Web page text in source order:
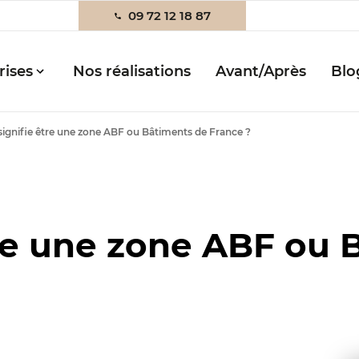
09 72 12 18 87
Nos réalisations Avant/Après
être une zone ABF ou Bâtiments de France ?
une zone ABF ou